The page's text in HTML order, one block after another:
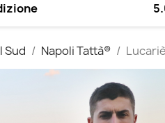
Sud Napoli Tattà®